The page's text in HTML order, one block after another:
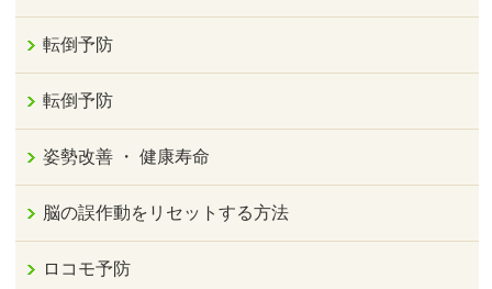
転倒予防
転倒予防
姿勢改善 ・ 健康寿命
脳の誤作動をリセットする方法
ロコモ予防